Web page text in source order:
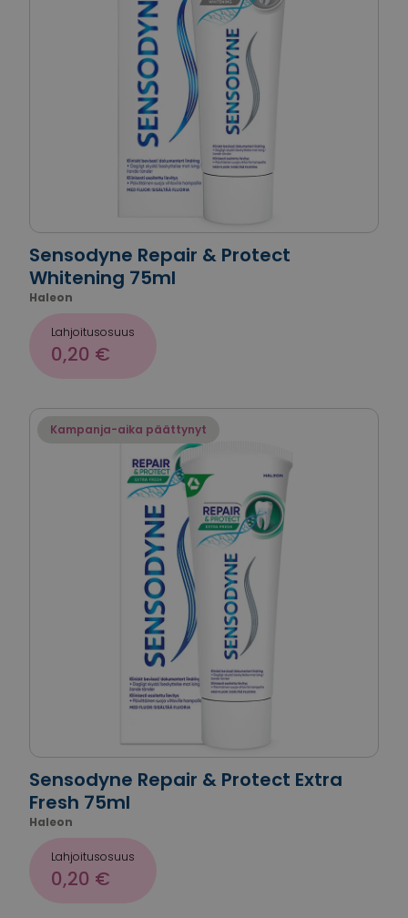
Sensodyne Repair & Protect
Whitening 75ml
Haleon
Lahjoitusosuus
0,20 €
Kampanja-aika päättynyt
Sensodyne Repair & Protect Extra
Fresh 75ml
Haleon
Lahjoitusosuus
0,20 €